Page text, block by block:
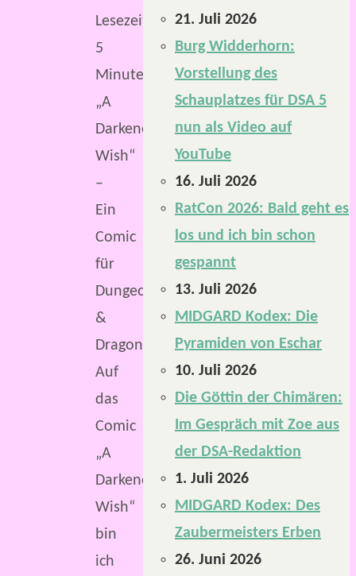
Lesezeit:
5
Minuten
„A
Darkened
Wish“
–
Ein
Comic
für
Dungeons
&
Dragons.
Auf
das
Comic
„A
Darkened
Wish“
bin
ich
21. Juli 2026
Burg Widderhorn:
Vorstellung des
Schauplatzes für DSA 5
nun als Video auf
YouTube
16. Juli 2026
RatCon 2026: Bald geht es
los und ich bin schon
gespannt
13. Juli 2026
MIDGARD Kodex: Die
Pyramiden von Eschar
10. Juli 2026
Die Göttin der Chimären:
Im Gespräch mit Zoe aus
der DSA-Redaktion
1. Juli 2026
MIDGARD Kodex: Des
Zaubermeisters Erben
26. Juni 2026